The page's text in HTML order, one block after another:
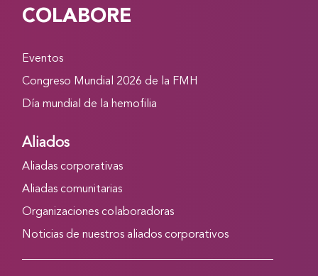
COLABORE
Eventos
Congreso Mundial 2026 de la FMH
Día mundial de la hemofilia
Aliados
Aliadas corporativas
Aliadas comunitarias
Organizaciones colaboradoras
Noticias de nuestros aliados corporativos